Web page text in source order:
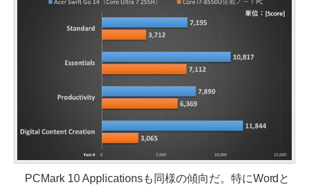
PCMark 10 Applicationsも同様の傾向だ。特にWordと